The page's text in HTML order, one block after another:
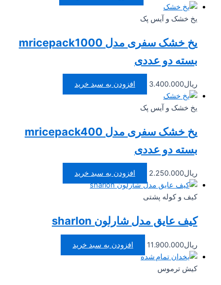
یخ خشک و آیس پک
یخ خشک سفری مدل mricepack1000
بسته دو عددی
ریال3.400.000 افزودن به سبد خرید
یخ خشک و آیس پک
یخ خشک سفری مدل mricepack400
بسته دو عددی
ریال2.250.000 افزودن به سبد خرید
کیف و کوله پشتی
کیف عایق مدل شارلون sharlon
ریال11.900.000
افزودن به سبد خرید
تمام شده
کیش ترموس